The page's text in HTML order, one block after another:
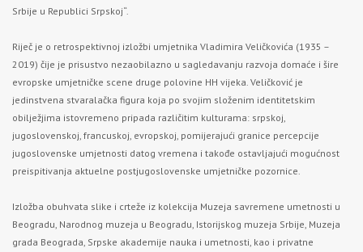
Srbije u Republici Srpskoj“.
Riječ je o retrospektivnoj izložbi umjetnika Vladimira Veličkovića (1935 –
2019) čije je prisustvo nezaobilazno u sagledavanju razvoja domaće i šire
evropske umjetničke scene druge polovine HH vijeka. Veličković je
jedinstvena stvaralačka figura koja po svojim složenim identitetskim
obilježjima istovremeno pripada različitim kulturama: srpskoj,
jugoslovenskoj, francuskoj, evropskoj, pomijerajući granice percepcije
jugoslovenske umjetnosti datog vremena i takođe ostavljajući mogućnost
preispitivanja aktuelne postjugoslovenske umjetničke pozornice.
Izložba obuhvata slike i crteže iz kolekcija Muzeja savremene umetnosti u
Beogradu, Narodnog muzeja u Beogradu, Istorijskog muzeja Srbije, Muzeja
grada Beograda, Srpske akademije nauka i umetnosti, kao i privatne